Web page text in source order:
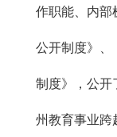
作职能、内部
公开制度》、
制度》，公开
州教育事业跨